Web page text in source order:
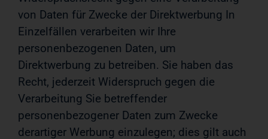
von Daten für Zwecke der Direktwerbung In
Einzelfällen verarbeiten wir Ihre
personenbezogenen Daten, um
Direktwerbung zu betreiben. Sie haben das
Recht, jederzeit Widerspruch gegen die
Verarbeitung Sie betreffender
personenbezogener Daten zum Zwecke
derartiger Werbung einzulegen; dies gilt auch